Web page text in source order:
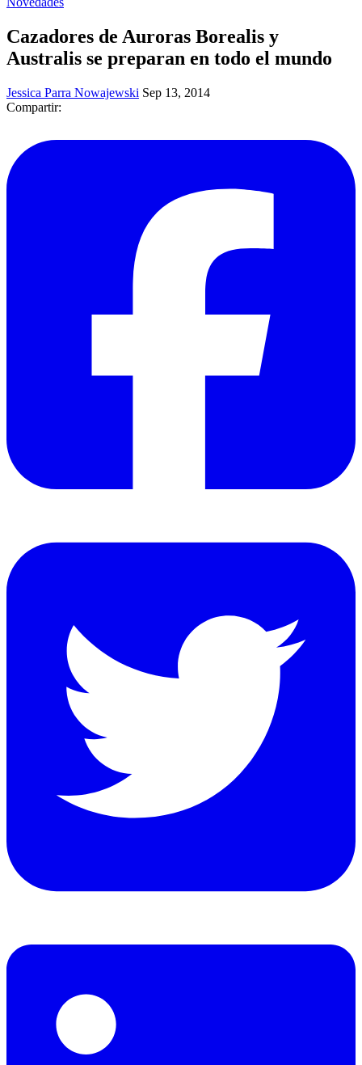
Cazadores de Auroras Borealis y
Australis se preparan en todo el mundo
Jessica Parra Nowajewski Sep 13, 2014
Compartir: